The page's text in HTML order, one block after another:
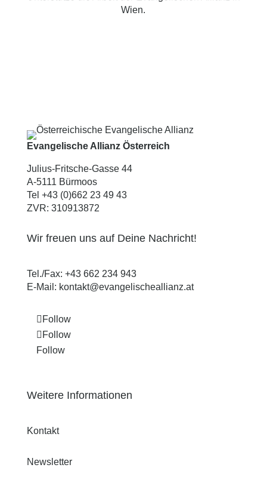
Wien.
Evangelische Allianz Österreich
Julius-Fritsche-Gasse 44
A-5111 Bürmoos
Tel +43 (0)662 23 49 43
ZVR: 310913872
Wir freuen uns auf Deine Nachricht!
Tel./Fax: +43 662 234 943
E-Mail: kontakt@evangelischeallianz.at
Follow
Follow
Follow
Weitere Informationen
Kontakt
Newsletter